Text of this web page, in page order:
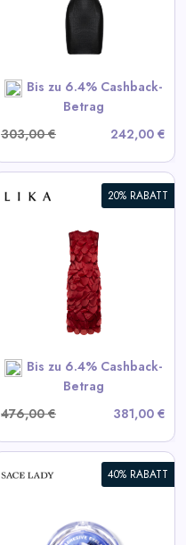
Bis zu 6.4% Cashback-
Betrag
303,00 €
242,00 €
20% RABATT
Bis zu 6.4% Cashback-
Betrag
476,00 €
381,00 €
40% RABATT